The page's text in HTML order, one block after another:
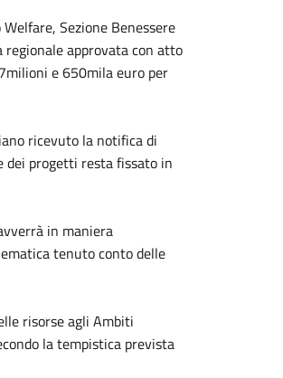
Sezione Benessere
regionale approvata con atto
e 650mila euro per
ricevuto la notifica di
progetti resta fissato in
in maniera
tenuto conto delle
risorse agli Ambiti
la tempistica prevista